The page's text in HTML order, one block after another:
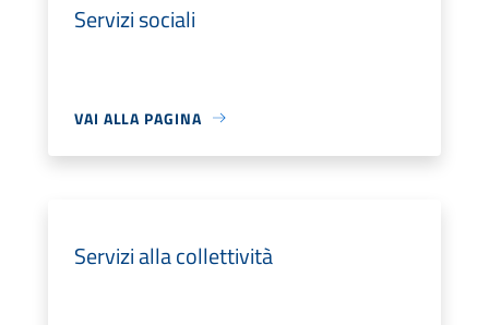
Servizi sociali
VAI ALLA PAGINA
Servizi alla collettività